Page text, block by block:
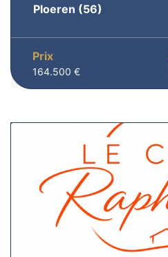
Ploeren (56)
Prix
164.500 €